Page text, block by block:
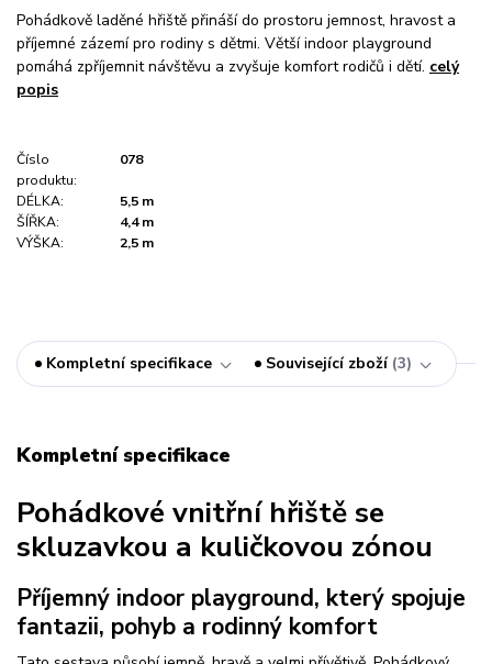
Pohádkově laděné hřiště přináší do prostoru jemnost, hravost a
příjemné zázemí pro rodiny s dětmi. Větší indoor playground
pomáhá zpříjemnit návštěvu a zvyšuje komfort rodičů i dětí. celý
popis
Číslo
produktu:
078
DÉLKA:
5,5 m
ŠÍŘKA:
4,4 m
VÝŠKA:
2,5 m
Kompletní specifikace Související zboží 3
Kompletní specifikace
Pohádkové vnitřní hřiště se
skluzavkou a kuličkovou zónou
Příjemný indoor playground, který spojuje
fantazii, pohyb a rodinný komfort